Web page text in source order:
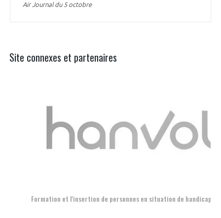
Air Journal du 5 octobre
Site connexes et partenaires
Formation et l'insertion de personnes en situation de handicap